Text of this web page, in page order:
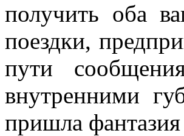
получить оба
поездки,
пути
внутренними
пришла